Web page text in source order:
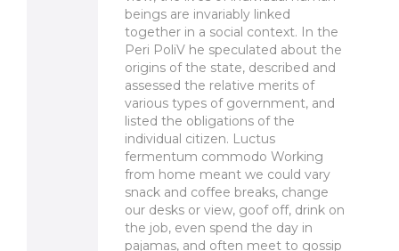
beings are invariably linked
together in a social context. In the
Peri PoliV he speculated about the
origins of the state, described and
assessed the relative merits of
various types of government, and
listed the obligations of the
individual citizen. Luctus
fermentum commodo Working
from home meant we could vary
snack and coffee breaks, change
our desks or view, goof off, drink on
the job, even spend the day in
pajamas, and often meet to gossip